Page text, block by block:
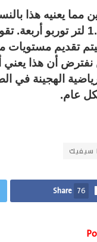
مضمنة و 1.5 لتر
تقديم مستويات
نفترض أن هذا
عام.
سيفيك
Share 76